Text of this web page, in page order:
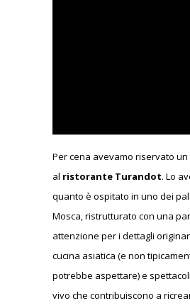
Per cena avevamo riservato
al ristorante Turandot. Lo
quanto è ospitato in uno dei
Mosca, ristrutturato con una
attenzione per i dettagli
cucina asiatica (e non
potrebbe aspettare) e
vivo che contribuiscono a